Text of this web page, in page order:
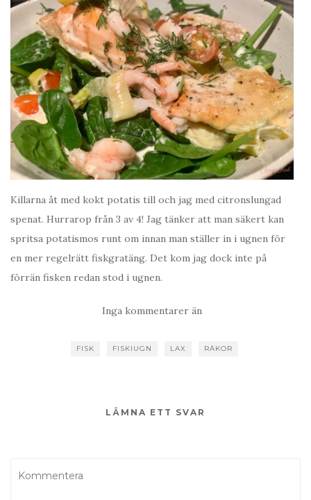
Killarna åt med kokt potatis till och jag med citronslungad
spenat. Hurrarop från 3 av 4! Jag tänker att man säkert kan
spritsa potatismos runt om innan man ställer in i ugnen för
en mer regelrätt fiskgratäng. Det kom jag dock inte på
förrän fisken redan stod i ugnen.
Inga kommentarer än
FISK FISKIUGN LAX RÄKOR
LÄMNA ETT SVAR